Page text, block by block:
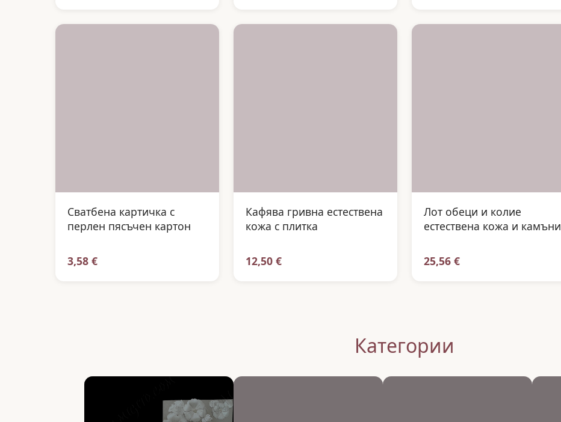
Сватбена картичка с
перлен пясъчен картон
3,58 €
Кафява гривна естествена
кожа с плитка
12,50 €
Лот обеци и колие
естествена кожа и камъни
25,56 €
Категории